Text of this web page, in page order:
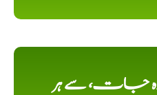
جات، سے ہر